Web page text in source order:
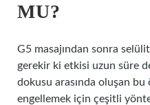
MU?
G5 masajından sonra
gerekir ki etkisi uzun süre
dokusu arasında oluşan
engellemek için çeşitli